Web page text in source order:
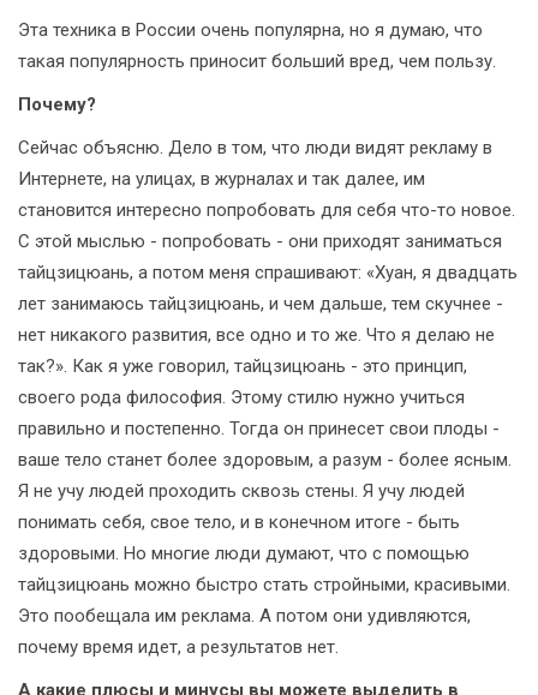
Эта техника в России очень популярна, но я думаю, что
такая популярность приносит больший вред, чем пользу.
Почему?
Сейчас объясню. Дело в том, что люди видят рекламу в
Интернете, на улицах, в журналах и так далее, им
становится интересно попробовать для себя что-то новое.
С этой мыслью - попробовать - они приходят заниматься
тайцзицюань, а потом меня спрашивают: «Хуан, я двадцать
лет занимаюсь тайцзицюань, и чем дальше, тем скучнее -
нет никакого развития, все одно и то же. Что я делаю не
так?». Как я уже говорил, тайцзицюань - это принцип,
своего рода философия. Этому стилю нужно учиться
правильно и постепенно. Тогда он принесет свои плоды -
ваше тело станет более здоровым, а разум - более ясным.
Я не учу людей проходить сквозь стены. Я учу людей
понимать себя, свое тело, и в конечном итоге - быть
здоровыми. Но многие люди думают, что с помощью
тайцзицюань можно быстро стать стройными, красивыми.
Это пообещала им реклама. А потом они удивляются,
почему время идет, а результатов нет.
А какие плюсы и минусы вы можете выделить в